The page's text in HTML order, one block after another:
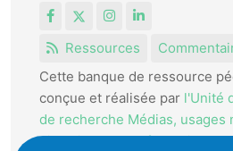
FacebookInstagram
LinkedIn
Ressources
Cette banque de ressource
conçue et réalisée par l'Unité
de recherche Médias, usages
didactique de l’Informatique.